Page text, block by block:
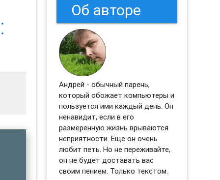
Об авторе
Андрей - обычный парень,
который обожает компьютеры и
пользуется ими каждый день. Он
ненавидит, если в его
размеренную жизнь врываются
неприятности. Еще он очень
любит петь. Но не переживайте,
он не будет доставать вас
своим пением. Только текстом.